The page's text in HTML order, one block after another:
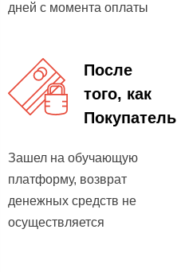
дней с момента оплаты
После
того, как
Покупатель
Зашел на обучающую
платформу, возврат
денежных средств не
осуществляется